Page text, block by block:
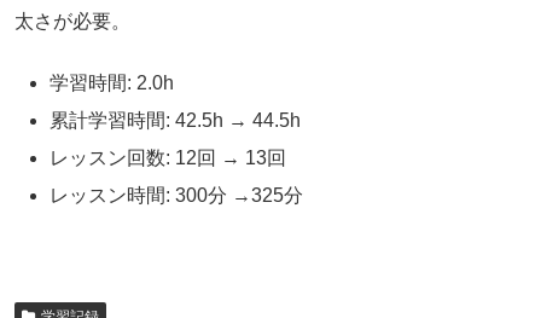
太さが必要。
学習時間: 2.0h
累計学習時間: 42.5h → 44.5h
レッスン回数: 12回 → 13回
レッスン時間: 300分 →325分